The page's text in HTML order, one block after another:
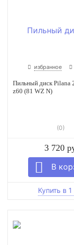
избранное
Пильный диск Pilana
z60 (81 WZ N)
(0)
3 720